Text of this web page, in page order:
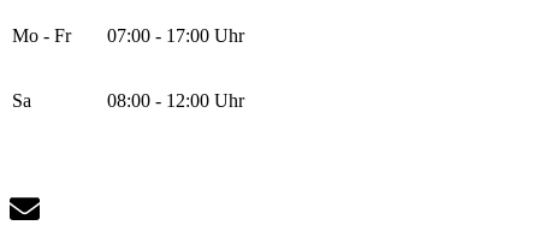
Mo - Fr 07:00 - 17:00 Uhr
Sa 08:00 - 12:00 Uhr